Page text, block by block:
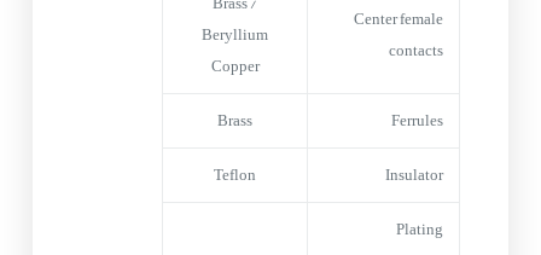
Center female
contacts
Beryllium
Copper
Ferrules
Brass
Insulator
Teflon
Plating